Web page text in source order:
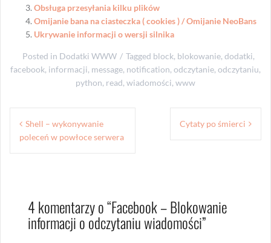
Obsługa przesyłania kilku plików
Omijanie bana na ciasteczka ( cookies ) / Omijanie NeoBans
Ukrywanie informacji o wersji silnika
Posted in Dodatki WWW Tagged block, blokowanie, dodatki,
facebook, informacji, message, notification, odczytanie, odczytaniu,
python, read, wiadomości, www
Nawigacja
wpisu
Shell – wykonywanie
poleceń w powłoce serwera
Cytaty po śmierci
4 komentarzy o “Facebook – Blokowanie
informacji o odczytaniu wiadomości”